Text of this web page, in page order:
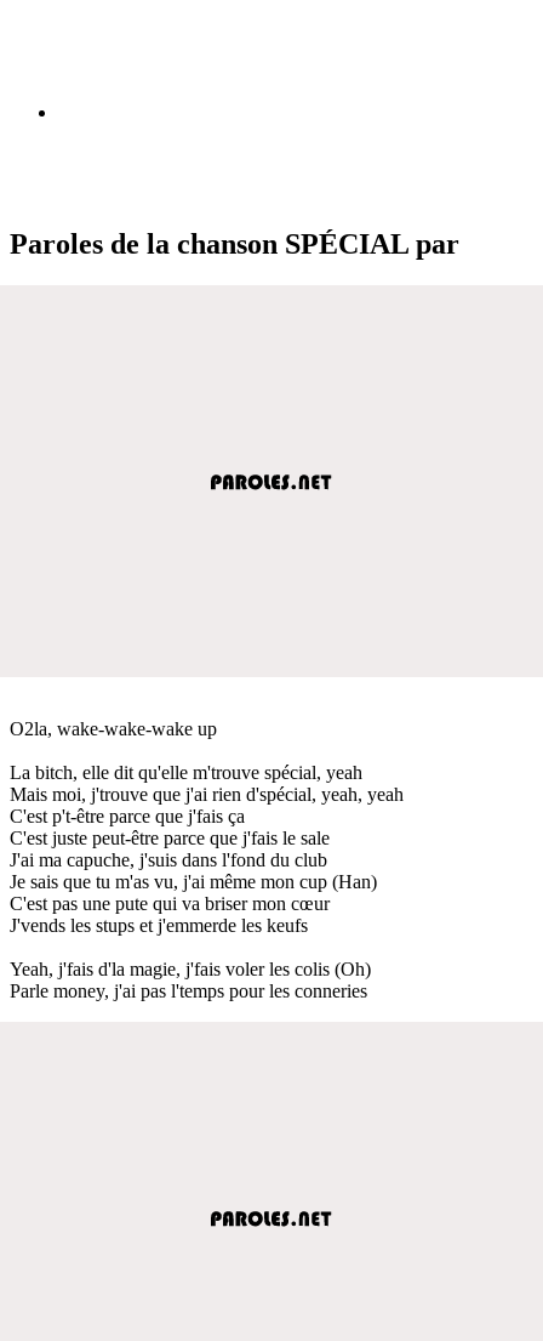
Paroles de la chanson SPÉCIAL par
O2la, wake-wake-wake up
La bitch, elle dit qu'elle m'trouve spécial, yeah
Mais moi, j'trouve que j'ai rien d'spécial, yeah, yeah
C'est p't-être parce que j'fais ça
C'est juste peut-être parce que j'fais le sale
J'ai ma capuche, j'suis dans l'fond du club
Je sais que tu m'as vu, j'ai même mon cup (Han)
C'est pas une pute qui va briser mon cœur
J'vends les stups et j'emmerde les keufs
Yeah, j'fais d'la magie, j'fais voler les colis (Oh)
Parle money, j'ai pas l'temps pour les conneries